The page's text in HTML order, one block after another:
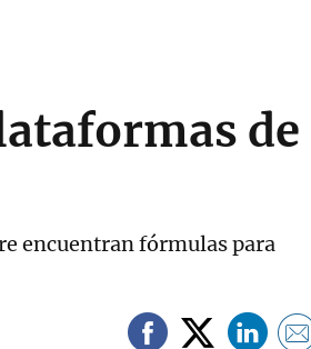
de
encuentran fórmulas para